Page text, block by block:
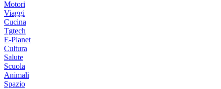
Motori
Viaggi
Cucina
Tgtech
E-Planet
Cultura
Salute
Scuola
Animali
Spazio